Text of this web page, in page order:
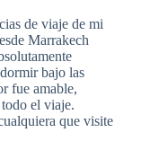
de viaje de mi
Marrakech
bajo las
fue amable,
el viaje.
que visite